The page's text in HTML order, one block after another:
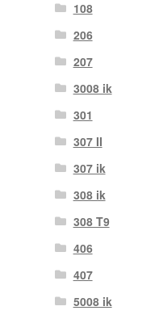
108
206
207
3008 ik
301
307 II
307 ik
308 ik
308 T9
406
407
5008 ik